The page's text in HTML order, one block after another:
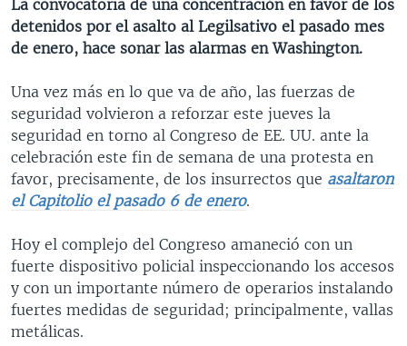
PANORAMA
ESTADOS UNIDOS AL DÍA
FORO [RADIO]
DEPORTIVO INTERNACIONAL
NOTA ECONÓMICA
ENTRETENIMIENTO
Learning English
Idiomas
La convocatoria de una concentración en favor de los
detenidos por el asalto al Legilsativo el pasado mes
de enero, hace sonar las alarmas en Washington.
Una vez más en lo que va de año, las fuerzas de
seguridad volvieron a reforzar este jueves la
seguridad en torno al Congreso de EE. UU. ante la
celebración este fin de semana de una protesta en
favor, precisamente, de los insurrectos que asaltaron
el Capitolio el pasado 6 de enero.
Hoy el complejo del Congreso amaneció con un
fuerte dispositivo policial inspeccionando los accesos
y con un importante número de operarios instalando
fuertes medidas de seguridad; principalmente, vallas
metálicas.